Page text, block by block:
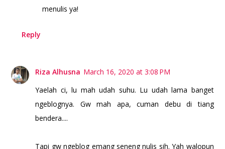
menulis ya!
Reply
Riza Alhusna March 16, 2020 at 3:08 PM
Yaelah ci, lu mah udah suhu. Lu udah lama banget
ngeblognya. Gw mah apa, cuman debu di tiang
bendera....
Tapi gw ngeblog emang seneng nulis sih. Yah walopun